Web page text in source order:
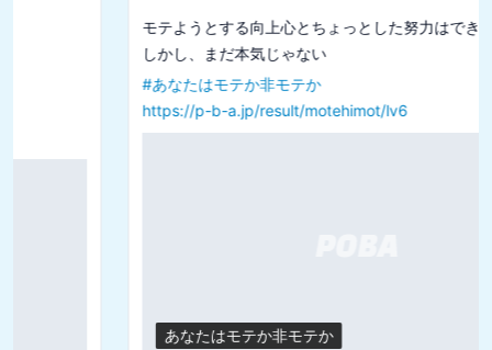
モテようとする向上心とちょっとした努力はできている
あなたはモテか非モテか
https://p-b-a.jp/result/motehimot/lv6
あなたはモテか非モテか